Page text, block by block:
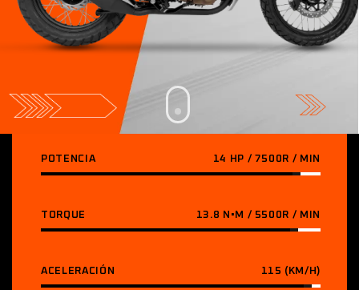
POTENCIA 14 HP / 7500R / MIN
TORQUE 13.8 N•M / 5500R / MIN
ACELERACIÓN 115 (KM/H)